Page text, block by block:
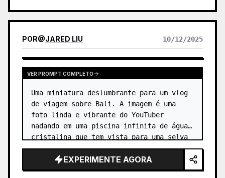
POR@JARED LIU 10/12/2025
VER PROMPT COMPLETO
Uma miniatura deslumbrante para um vlog
de viagem sobre Bali. A imagem é uma
foto linda e vibrante do YouTuber
nadando em uma piscina infinita de água
cristalina que tem vista para uma selva
exuberante e verde. …
EXPERIMENTE AGORA